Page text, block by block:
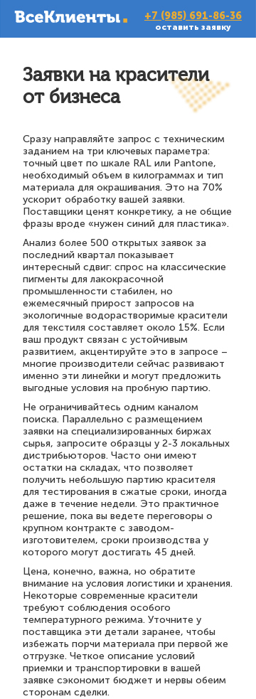
+7 (985) 691-86-36
оставить заявку
Заявки на красители
от бизнеса
Сразу направляйте запрос с техническим
заданием на три ключевых параметра:
точный цвет по шкале RAL или Pantone,
необходимый объем в килограммах и тип
материала для окрашивания. Это на 70%
ускорит обработку вашей заявки.
Поставщики ценят конкретику, а не общие
фразы вроде «нужен синий для пластика».
Анализ более 500 открытых заявок за
последний квартал показывает
интересный сдвиг: спрос на классические
пигменты для лакокрасочной
промышленности стабилен, но
ежемесячный прирост запросов на
экологичные водорастворимые красители
для текстиля составляет около 15%. Если
ваш продукт связан с устойчивым
развитием, акцентируйте это в запросе –
многие производители сейчас развивают
именно эти линейки и могут предложить
выгодные условия на пробную партию.
Не ограничивайтесь одним каналом
поиска. Параллельно с размещением
заявки на специализированных биржах
сырья, запросите образцы у 2-3 локальных
дистрибьюторов. Часто они имеют
остатки на складах, что позволяет
получить небольшую партию красителя
для тестирования в сжатые сроки, иногда
даже в течение недели. Это практичное
решение, пока вы ведете переговоры о
крупном контракте с заводом-
изготовителем, сроки производства у
которого могут достигать 45 дней.
Цена, конечно, важна, но обратите
внимание на условия логистики и хранения.
Некоторые современные красители
требуют соблюдения особого
температурного режима. Уточните у
поставщика эти детали заранее, чтобы
избежать порчи материала при первой же
отгрузке. Четкое описание условий
приемки и транспортировки в вашей
заявке сэкономит бюджет и нервы обеим
сторонам сделки.